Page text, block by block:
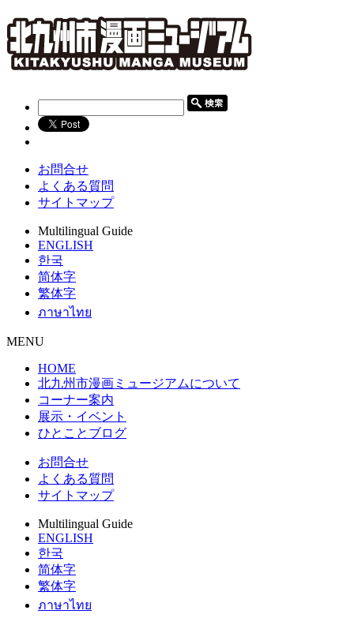
お問合せ
よくある質問
サイトマップ
Multilingual Guide
ENGLISH
한국
简体字
繁体字
ภาษาไทย
MENU
HOME
北九州市漫画ミュージアムについて
コーナー案内
展示・イベント
ひとことブログ
お問合せ
よくある質問
サイトマップ
Multilingual Guide
ENGLISH
한국
简体字
繁体字
ภาษาไทย